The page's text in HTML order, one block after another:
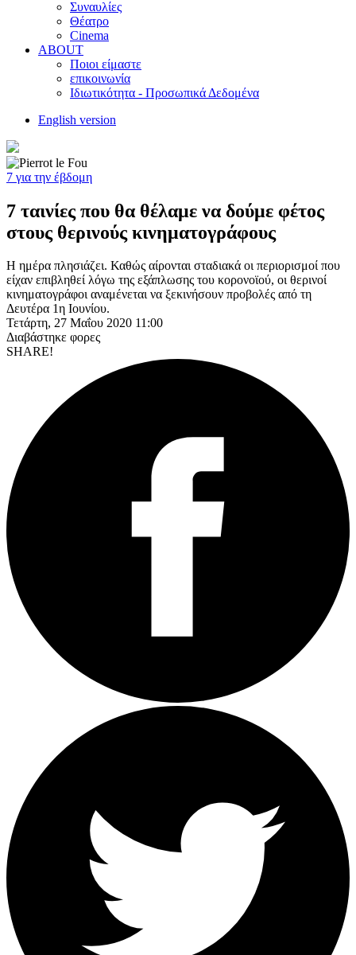
Συναυλίες
Θέατρο
Cinema
ABOUT
Ποιοι είμαστε
επικοινωνία
Ιδιωτικότητα - Προσωπικά Δεδομένα
English version
7 για την έβδομη
7 ταινίες που θα θέλαμε να δούμε φέτος
στους θερινούς κινηματογράφους
Η ημέρα πλησιάζει. Καθώς αίρονται σταδιακά οι περιορισμοί που
είχαν επιβληθεί λόγω της εξάπλωσης του κορονοϊού, οι θερινοί
κινηματογράφοι αναμένεται να ξεκινήσουν προβολές από τη
Δευτέρα 1η Ιουνίου.
Τετάρτη, 27 Μαΐου 2020 11:00
Διαβάστηκε φορες
SHARE!